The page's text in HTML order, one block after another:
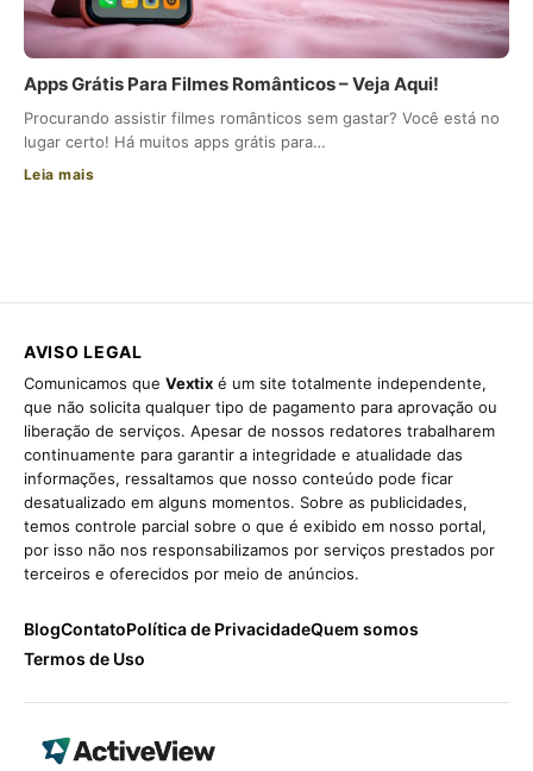
Apps Grátis Para Filmes Românticos – Veja Aqui!
Procurando assistir filmes românticos sem gastar? Você está no
lugar certo! Há muitos apps grátis para…
Leia mais
AVISO LEGAL
Comunicamos que Vextix é um site totalmente independente,
que não solicita qualquer tipo de pagamento para aprovação ou
liberação de serviços. Apesar de nossos redatores trabalharem
continuamente para garantir a integridade e atualidade das
informações, ressaltamos que nosso conteúdo pode ficar
desatualizado em alguns momentos. Sobre as publicidades,
temos controle parcial sobre o que é exibido em nosso portal,
por isso não nos responsabilizamos por serviços prestados por
terceiros e oferecidos por meio de anúncios.
BlogContatoPolítica de PrivacidadeQuem somos
Termos de Uso